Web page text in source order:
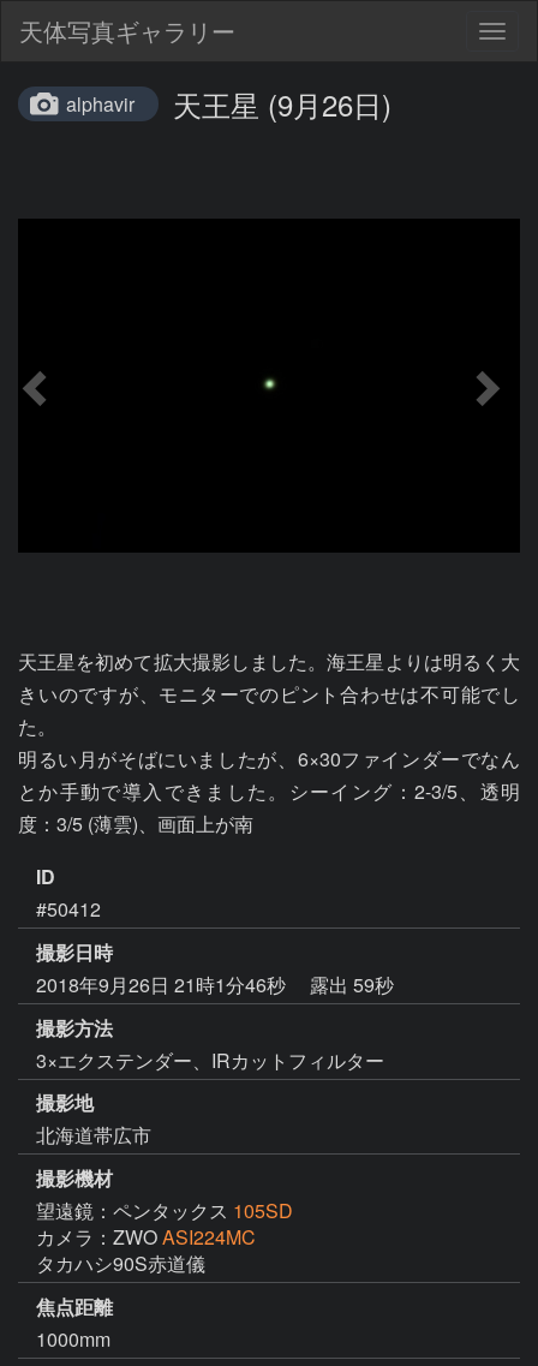
天体写真ギャラリー
alphavir 天王星 (9月26日)
天王星を初めて拡大撮影しました。海王星よりは明るく大
きいのですが、モニターでのピント合わせは不可能でし
た。
明るい月がそばにいましたが、6×30ファインダーでなん
とか手動で導入できました。シーイング：2-3/5、透明
度：3/5 (薄雲)、画面上が南
ID
#50412
撮影日時
2018年9月26日 21時1分46秒
露出 59秒
撮影方法
3×エクステンダー、IRカットフィルター
撮影地
北海道帯広市
撮影機材
望遠鏡：ペンタックス 105SD
カメラ：ZWOASI224MC
タカハシ90S赤道儀
焦点距離
1000mm